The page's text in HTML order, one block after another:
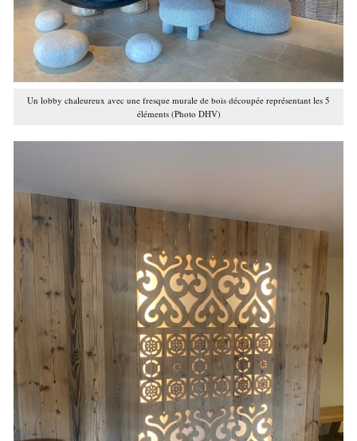
Un lobby chaleureux avec une fresque murale de bois découpée représentant les 5
éléments (Photo DHV)